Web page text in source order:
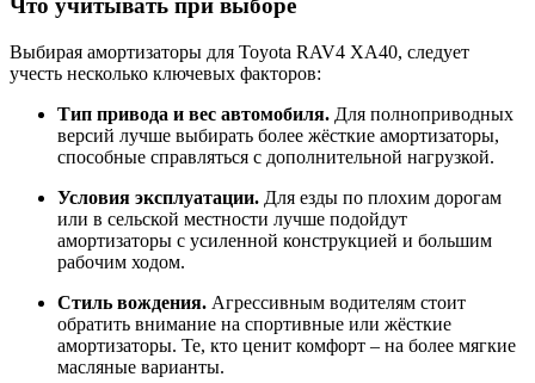
Что учитывать при выборе
Выбирая амортизаторы для Toyota RAV4 XA40, следует
учесть несколько ключевых факторов:
Тип привода и вес автомобиля. Для полноприводных
версий лучше выбирать более жёсткие амортизаторы,
способные справляться с дополнительной нагрузкой.
Условия эксплуатации. Для езды по плохим дорогам
или в сельской местности лучше подойдут
амортизаторы с усиленной конструкцией и большим
рабочим ходом.
Стиль вождения. Агрессивным водителям стоит
обратить внимание на спортивные или жёсткие
амортизаторы. Те, кто ценит комфорт – на более мягкие
масляные варианты.